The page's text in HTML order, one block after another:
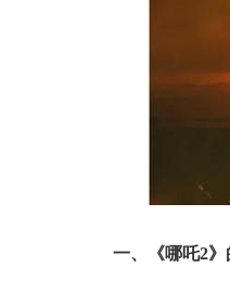
一、《哪吒2